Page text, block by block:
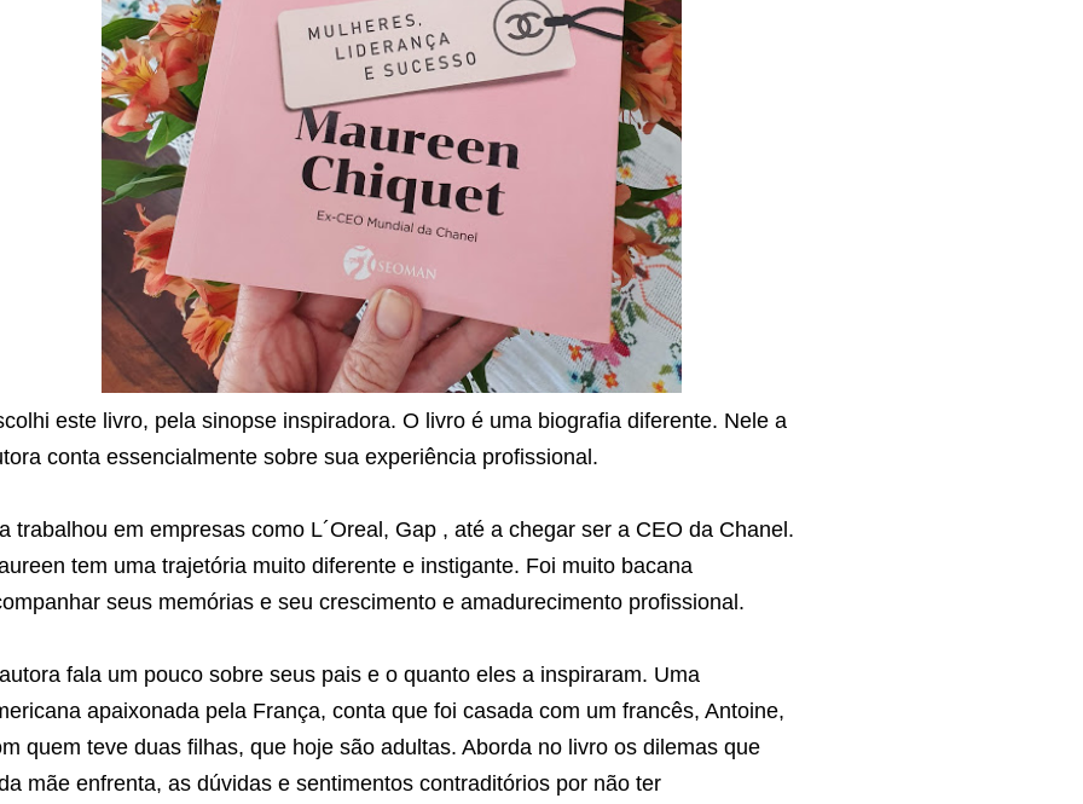
este livro, pela sinopse inspiradora. O livro é uma biografia diferente. Nele a
conta essencialmente sobre sua experiência profissional.
trabalhou em empresas como L´Oreal, Gap , até a chegar ser a CEO da Chanel.
tem uma trajetória muito diferente e instigante. Foi muito bacana
seus memórias e seu crescimento e amadurecimento profissional.
fala um pouco sobre seus pais e o quanto eles a inspiraram. Uma
apaixonada pela França, conta que foi casada com um francês, Antoine,
quem teve duas filhas, que hoje são adultas. Aborda no livro os dilemas que
mãe enfrenta, as dúvidas e sentimentos contraditórios por não ter